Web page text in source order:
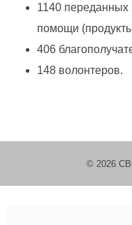
а
М
ы
1140 переданных
помощи
406
148 волонтеров.
© 2026